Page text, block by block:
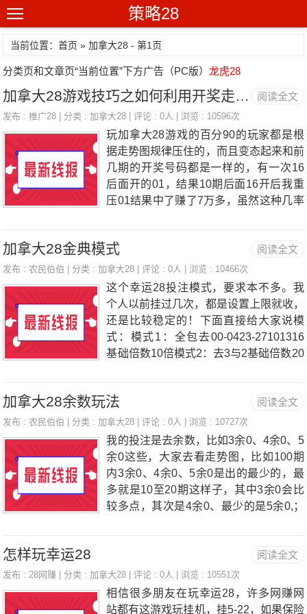
策略28
当前位置：首页 » 加拿大28 - 第1页
分类页和文章页“当前位置”下方广告（PC版）龙虎28
阅读全文
加拿大28游戏技巧之如何利用开奖走势图赚钱
发布 :推广28 | 分类 :加拿大28 | 评论 : 0人 | 浏览 : 10596次
玩加拿大28游戏的百分90的玩家都是根
据走势图规律压住的，而且变态起来和前
几期的开奖号码都是一样的，有一次16
后面开的01，结果10期后面16开后我重
压01结果中了赚了7万多，虽然这种几率
日说的漏掉；比较稳健的思路是，比如你
是专门玩单双的，那首先你要统计单和双
的历史最大漏掉是若干，举个例子单的最
大漏掉是13期，那么你可以根据你的本
金的情况制定一个7－8期的计划，当连
续开4－5把双的时刻介入你的计划，这
样的计划是比较稳健的。不过碰着很极端
出的次数很多，玩家认为这种形态的数很
开的号码后面经常出现的几个数字。还有
一种
阅读全文
加拿大28金典模式
发布 :农民伯伯 | 分类 :加拿大28 | 评论 : 0人 | 浏览 : 10466次
这个幸运28投注模式，要求本不多。我
个人以前挂过几次，都是设置上限就收，
还是比较稳定的！下面直接给大家说模
式：模式1：全包去00-0423-27101316
基础倍数10倍模式2：去3与2基础倍数20
赢1输3模式3赢1输4模式4赢1输1阅读全文
加拿大28余数玩法
发布 :农民伯伯 | 分类 :加拿大28 | 评论 : 0人 | 浏览 : 10727次
我的投注是去余数，比如3余0、4余0、5
余0这些，大家去看走势图，比如100期
内3余0、4余0、5余0是出的最少的，最
多就是10至20期这样子，其中3余0会比
较多点，其次是4余0、最少的是5余0,；
8、21、24、27，3余0是包括0的，但是
我觉得不该去掉，这可是极品号啊，下面
去5余0一样）投注为667，赢了赚333，
输了翻2倍，总共设置7个模式，每一个
阅读全文
怎样玩幸运28
发布 :28网赚 | 分类 :加拿大28 | 评论 : 0人 | 浏览 : 10551次
相信很多朋友在玩幸运28，许多网赚网
站都有这游戏玩挂机，挂5-22，如果保险